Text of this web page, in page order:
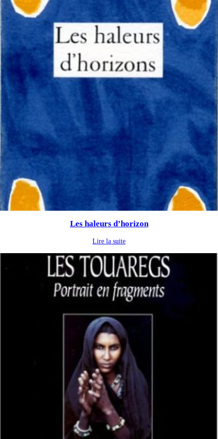
Les haleurs d’horizon
Lire la suite